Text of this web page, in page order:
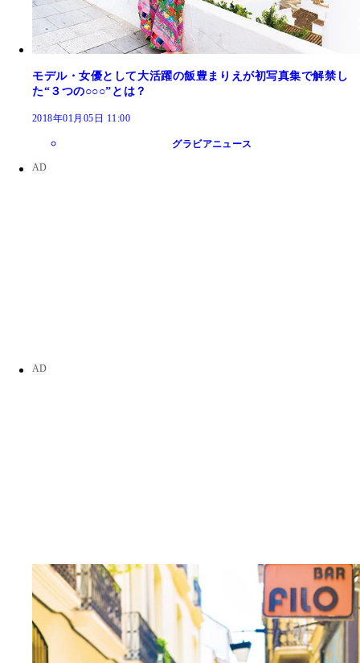
モデル・女優として大活躍の飯豊まりえが初写真集で解禁し
た“３つの○○○”とは？
2018年01月05日 11:00
グラビアニュース